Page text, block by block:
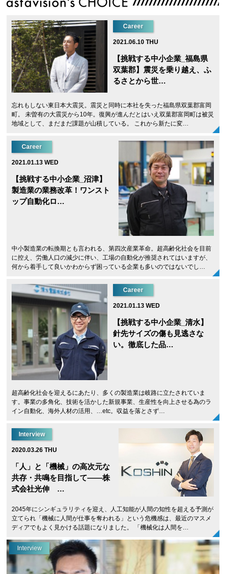
Career
2021.06.10 THU
【挑戦する中小企業_福島県
双葉郡】震災を乗り越え、ふ
るさとから世…
忘れもしない東日本大震災。震災と同時に本社を失った福島県双葉郡富岡
町。 未曽有の大震災から10年。復興が進んだとはいえ双葉郡富岡町は被災
地域として、まだまだ課題が山積している。 これから新たに変…
Career
2021.01.13 WED
【挑戦する中小企業_沼津】
製造業の業務改革！ワンスト
ップ自動化ロ…
中小製造業の転換期とも言われる、第四次産業革命。超高齢化社会を目前
に控え、労働人口の減少に伴い、工場の自動化が推奨されてはいますが、
何から着手して良いかわからず困っている企業も多いのではないでし…
Career
2021.01.13 WED
【挑戦する中小企業_清水】
針先サイズの傷も見逃さな
い。徹底した品…
超高齢化社会を迎えるにあたり、多くの製造業は岐路に立たされていま
す。事業の多角化、技術を活かした新規事業、生産性を向上させる為のラ
イン自動化、海外人材の活用、…etc。収益を落とさず…
Interview
2020.03.26 THU
「人」と「機械」の高次元な
共存・共鳴を目指して——株
式会社光伸 …
2045年にシンギュラリティを迎え、人工知能が人間の知性を超える予測が
立てられ「機械に人間が仕事を奪われる」という危機感は、最近のマスメ
ディアでもよく見かける話題になりました。 「機械化は人間を…
Interview